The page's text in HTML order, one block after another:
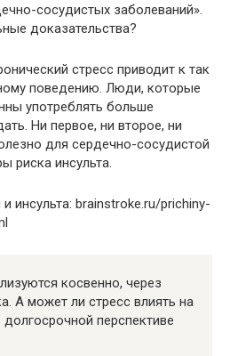
сосудистых заболеваний».
доказательства?
стресс приводит к так
поведению. Люди, которые
употреблять больше
Ни первое, ни второе, ни
для сердечно-сосудистой
риска инсульта.
инсульта: brainstroke.ru/prichiny-
косвенно, через
А может ли стресс влиять на
перспективе